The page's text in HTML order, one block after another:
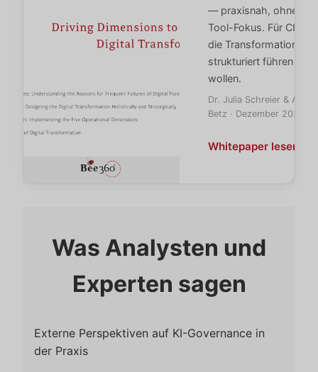
— praxisnah, ohne
Tool-Fokus. Für CIOs,
die Transformation
strukturiert führen
wollen.
Dr. Julia Schreier & Alex
Betz · Dezember 2023
Whitepaper lesen
Was Analysten und
Experten sagen
Externe Perspektiven auf KI-Governance in
der Praxis